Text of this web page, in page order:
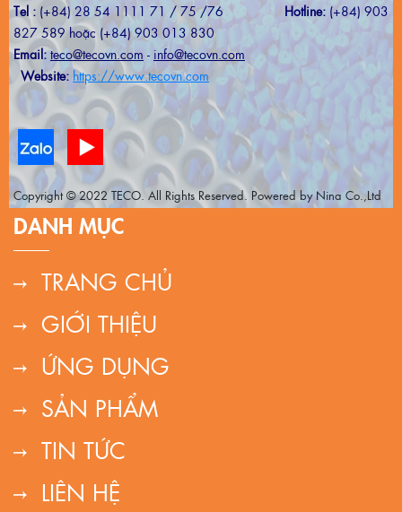
Tel : (+84) 28 54 1111 71 / 75 /76 Hotline: (+84) 903
827 589 hoặc (+84) 903 013 830
Email: teco@tecovn.com - info@tecovn.com
Website: https://www.tecovn.com
Copyright © 2022 TECO. All Rights Reserved. Powered by Nina Co.,Ltd
DANH MỤC
TRANG CHỦ
GIỚI THIỆU
ỨNG DỤNG
SẢN PHẨM
TIN TỨC
LIÊN HỆ